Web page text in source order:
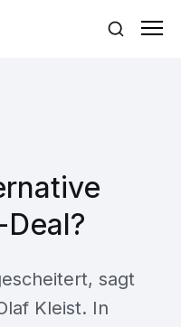
sagt
Kleist. In